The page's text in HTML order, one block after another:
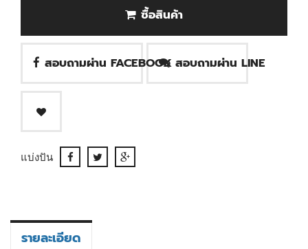
ซื้อสินค้า
สอบถามผ่าน FACEBOOK สอบถามผ่าน LINE
แบ่งปัน
รายละเอียด